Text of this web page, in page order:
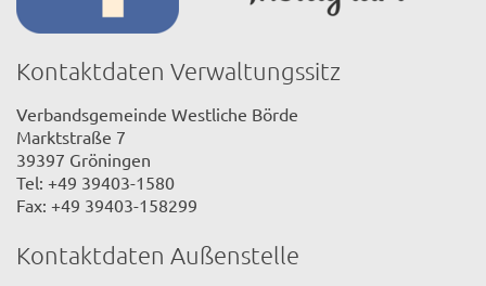
Kontaktdaten Verwaltungssitz
Verbandsgemeinde Westliche Börde
Marktstraße 7
39397 Gröningen
Tel: +49 39403-1580
Fax: +49 39403-158299
Kontaktdaten Außenstelle